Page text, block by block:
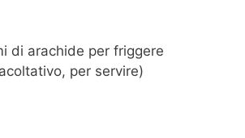
di arachide per friggere
per servire)